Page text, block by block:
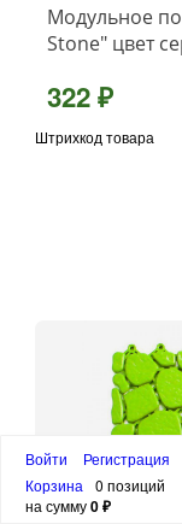
Модульное
Stone" цвет
322 ₽
Штрихкод товара
Войти
Регистрация
Корзина
0 позиций
на сумму0 ₽